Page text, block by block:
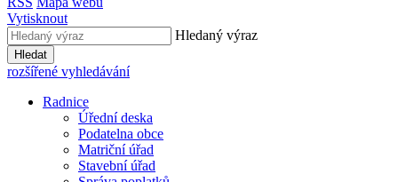
Vytisknout
Hledaný výraz
Hledat
rozšířené vyhledávání
Radnice
Úřední deska
Podatelna obce
Matriční úřad
Stavební úřad